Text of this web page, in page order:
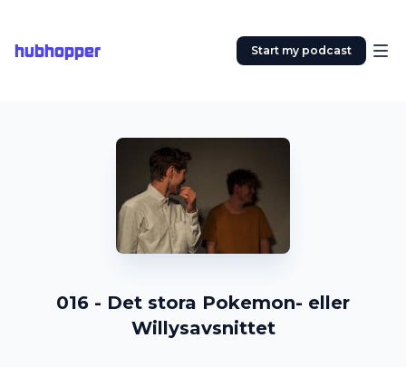
hubhopper Start my podcast
016 - Det stora Pokemon- eller
Willysavsnittet